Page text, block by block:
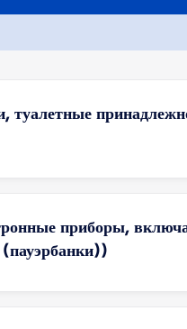
туалетные
приборы,